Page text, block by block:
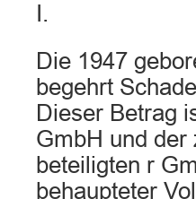
I.
Die 1947
begehrt
Dieser Betrag
GmbH und der
beteiligten r
behaupteter